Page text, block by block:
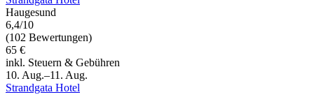
Haugesund
6,4/10
(102 Bewertungen)
65 €
inkl. Steuern & Gebühren
10. Aug.–11. Aug.
Strandgata Hotel